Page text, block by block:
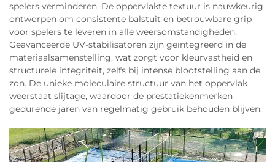
spelers verminderen. De oppervlakte textuur is nauwkeurig
ontworpen om consistente balstuit en betrouwbare grip
voor spelers te leveren in alle weersomstandigheden.
Geavanceerde UV-stabilisatoren zijn geïntegreerd in de
materiaalsamenstelling, wat zorgt voor kleurvastheid en
structurele integriteit, zelfs bij intense blootstelling aan de
zon. De unieke moleculaire structuur van het oppervlak
weerstaat slijtage, waardoor de prestatiekenmerken
gedurende jaren van regelmatig gebruik behouden blijven.